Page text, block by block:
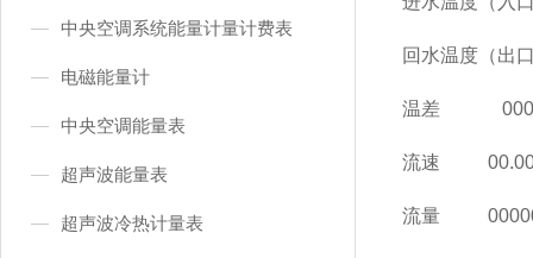
中央空调系统能量计量计费表
电磁能量计
中央空调能量表
超声波能量表
超声波冷热计量表
回水温度（出
温差
流速
流量